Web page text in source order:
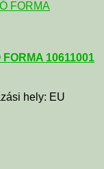
10611001
hely: EU